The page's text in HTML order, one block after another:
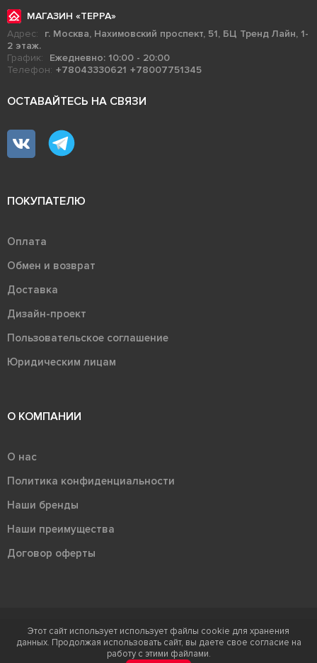
МАГАЗИН «ТЕРРА»
Адрес:
г. Москва, Нахимовский проспект, 51, БЦ Тренд Лайн, 1-
2 этаж.
График:
Ежедневно: 10:00 - 20:00
Телефон: +78043330621 +78007751345
ОСТАВАЙТЕСЬ НА СВЯЗИ
ПОКУПАТЕЛЮ
Оплата
Обмен и возврат
Доставка
Дизайн-проект
Пользовательское соглашение
Юридическим лицам
О КОМПАНИИ
О нас
Политика конфиденциальности
Наши бренды
Наши преимущества
Договор оферты
Терра - территория керамики 2026
Ⓒ Правообладателем товарного знака "Терра" является ООО "Атлас-
Этот сайт использует использует файлы cookie для хранения
данных. Продолжая использовать сайт, вы даете свое согласие на
работу с этими файлами.